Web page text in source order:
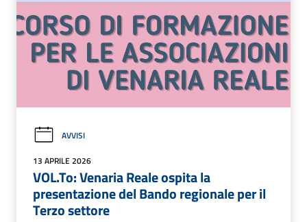
AVVISI
13 APRILE 2026
VOL.To: Venaria Reale ospita la
presentazione del Bando regionale per il
Terzo settore